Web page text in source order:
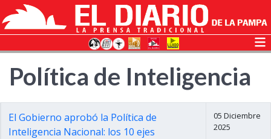
Política de Inteligencia
El Gobierno aprobó la Política de
Inteligencia Nacional: los 10 ejes
05 Diciembre
2025